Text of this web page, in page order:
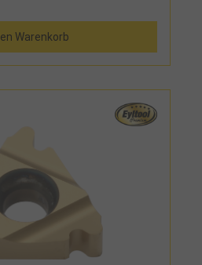
Feingewinde, optimal für
2
ISO 1,0 - 1,25 - 1,5 - 1,75 -
Warenkorb